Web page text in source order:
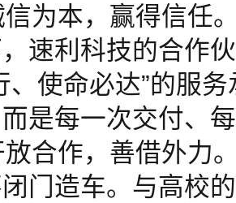
信为本，赢得信任
速利科技的合作
、使命必达”的服
而是每一次交付、
放合作，善借外力
门造车。与高校